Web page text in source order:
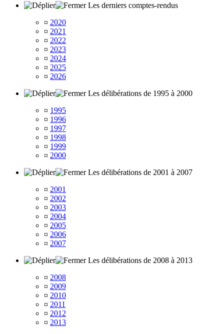
Les derniers comptes-rendus
¤ 2020
¤ 2021
¤ 2022
¤ 2023
¤ 2024
¤ 2025
¤ 2026
Les délibérations de 1995 à 2000
¤ 1995
¤ 1996
¤ 1997
¤ 1998
¤ 1999
¤ 2000
Les délibérations de 2001 à 2007
¤ 2001
¤ 2002
¤ 2003
¤ 2004
¤ 2005
¤ 2006
¤ 2007
Les délibérations de 2008 à 2013
¤ 2008
¤ 2009
¤ 2010
¤ 2011
¤ 2012
¤ 2013